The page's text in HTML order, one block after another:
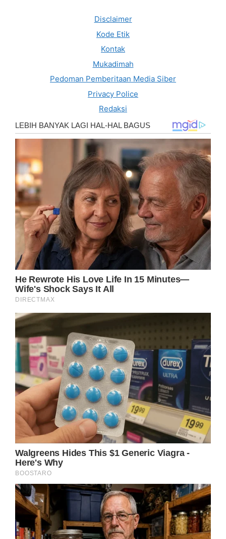
Disclaimer
Kode Etik
Kontak
Mukadimah
Pedoman Pemberitaan Media Siber
Privacy Police
Redaksi